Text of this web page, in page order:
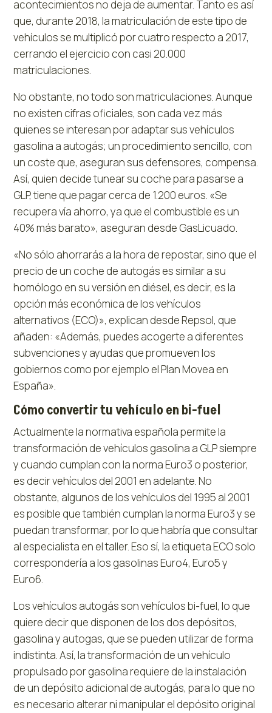
acontecimientos no deja de aumentar. Tanto es así
que, durante 2018, la matriculación de este tipo de
vehículos se multiplicó por cuatro respecto a 2017,
cerrando el ejercicio con casi 20.000
matriculaciones.
No obstante, no todo son matriculaciones. Aunque
no existen cifras oficiales, son cada vez más
quienes se interesan por adaptar sus vehículos
gasolina a autogás; un procedimiento sencillo, con
un coste que, aseguran sus defensores, compensa.
Así, quien decide tunear su coche para pasarse a
GLP, tiene que pagar cerca de 1.200 euros. «Se
recupera vía ahorro, ya que el combustible es un
40% más barato», aseguran desde GasLicuado.
«No sólo ahorrarás a la hora de repostar, sino que el
precio de un coche de autogás es similar a su
homólogo en su versión en diésel, es decir, es la
opción más económica de los vehículos
alternativos (ECO)», explican desde Repsol, que
añaden: «Además, puedes acogerte a diferentes
subvenciones y ayudas que promueven los
gobiernos como por ejemplo el Plan Movea en
España».
Cómo convertir tu vehículo en bi-fuel
Actualmente la normativa española permite la
transformación de vehículos gasolina a GLP siempre
y cuando cumplan con la norma Euro3 o posterior,
es decir vehículos del 2001 en adelante. No
obstante, algunos de los vehículos del 1995 al 2001
es posible que también cumplan la norma Euro3 y se
puedan transformar, por lo que habría que consultar
al especialista en el taller. Eso sí, la etiqueta ECO solo
correspondería a los gasolinas Euro4, Euro5 y
Euro6.
Los vehículos autogás son vehículos bi-fuel, lo que
quiere decir que disponen de los dos depósitos,
gasolina y autogas, que se pueden utilizar de forma
indistinta. Así, la transformación de un vehículo
propulsado por gasolina requiere de la instalación
de un depósito adicional de autogás, para lo que no
es necesario alterar ni manipular el depósito original